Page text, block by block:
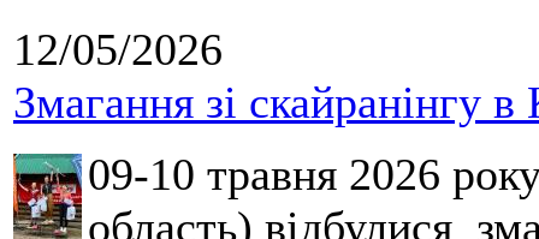
12/05/2026
Змагання зі скайранінгу в
09-10 травня 2026
область) відбулися